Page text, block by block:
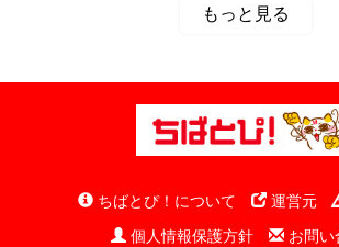
もっと見る
ちばとぴ！について 運営元
個人情報保護方針
お問い